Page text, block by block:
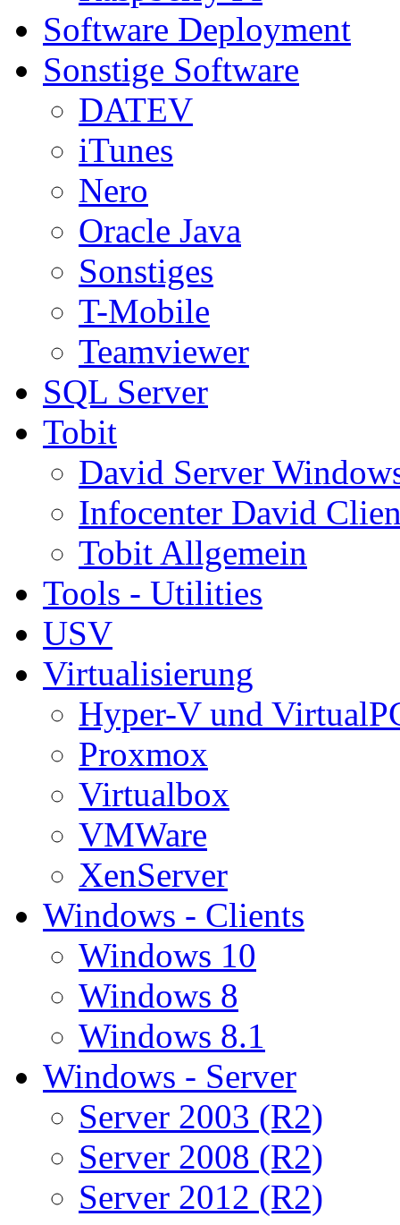
Software Deployment
Sonstige Software
DATEV
iTunes
Nero
Oracle Java
Sonstiges
T-Mobile
Teamviewer
SQL Server
Tobit
David Server
Infocenter David
Tobit Allgemein
Tools - Utilities
USV
Virtualisierung
Hyper-V und
Proxmox
Virtualbox
VMWare
XenServer
Windows - Clients
Windows 10
Windows 8
Windows 8.1
Windows - Server
Server 2003 (R2)
Server 2008 (R2)
Server 2012 (R2)